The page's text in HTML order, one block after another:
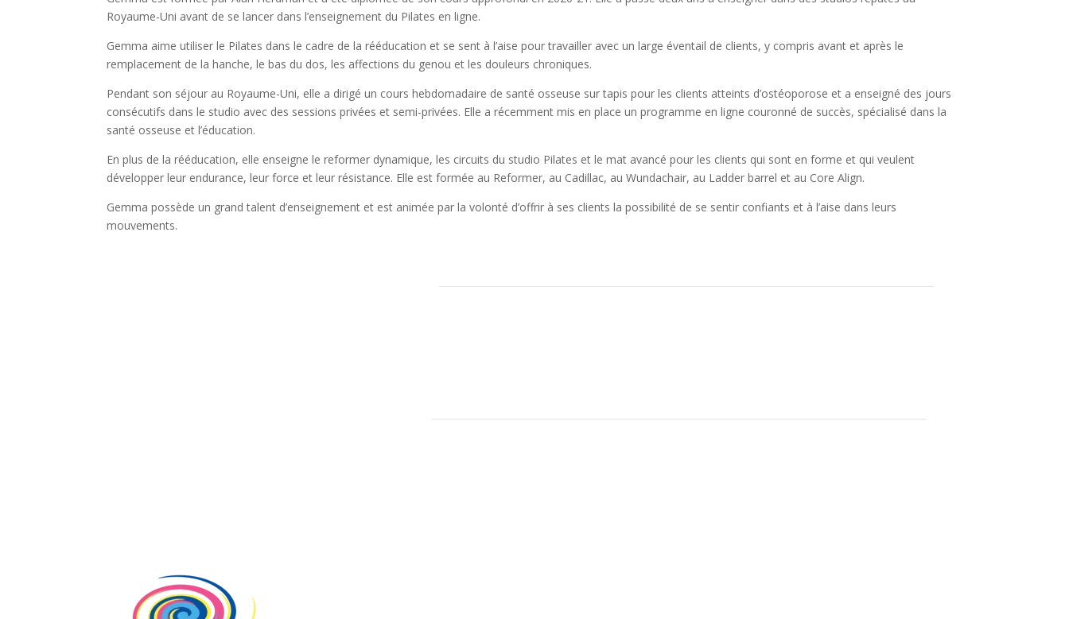
Royaume-Uni avant de se lancer dans l’enseignement du Pilates en ligne.
Gemma aime utiliser le Pilates dans le cadre de la rééducation et se sent à l’aise pour travailler avec un large éventail de clients, y compris avant et après le
remplacement de la hanche, le bas du dos, les affections du genou et les douleurs chroniques.
Pendant son séjour au Royaume-Uni, elle a dirigé un cours hebdomadaire de santé osseuse sur tapis pour les clients atteints d’ostéoporose et a enseigné des jours
consécutifs dans le studio avec des sessions privées et semi-privées. Elle a récemment mis en place un programme en ligne couronné de succès, spécialisé dans la
santé osseuse et l’éducation.
En plus de la rééducation, elle enseigne le reformer dynamique, les circuits du studio Pilates et le mat avancé pour les clients qui sont en forme et qui veulent
développer leur endurance, leur force et leur résistance. Elle est formée au Reformer, au Cadillac, au Wundachair, au Ladder barrel et au Core Align.
Gemma possède un grand talent d’enseignement et est animée par la volonté d’offrir à ses clients la possibilité de se sentir confiants et à l’aise dans leurs
mouvements.